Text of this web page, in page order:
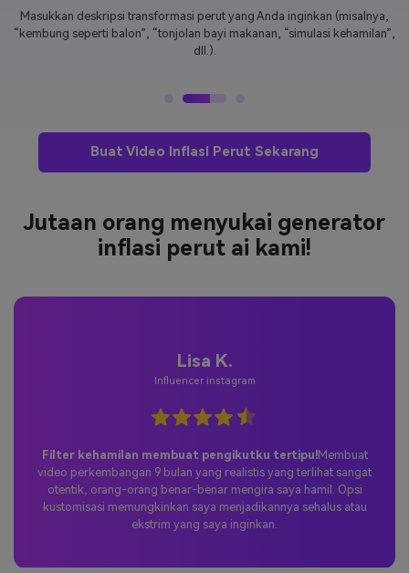
Masukkan deskripsi transformasi perut yang Anda inginkan (misalnya,
“kembung seperti balon”, “tonjolan bayi makanan, “simulasi kehamilan”,
dll.).
Buat Video Inflasi Perut Sekarang
Jutaan orang menyukai generator
inflasi perut ai kami!
Lisa K.
Influencer instagram
Filter kehamilan membuat pengikutku tertipu!Membuat
video perkembangan 9 bulan yang realistis yang terlihat sangat
otentik, orang-orang benar-benar mengira saya hamil. Opsi
kustomisasi memungkinkan saya menjadikannya sehalus atau
ekstrim yang saya inginkan.